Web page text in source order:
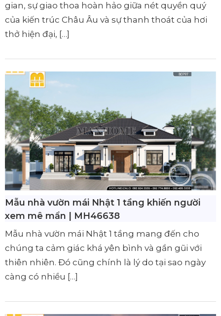
gian, sự giao thoa hoàn hảo giữa nét quyền quý
của kiến trúc Châu Âu và sự thanh thoát của hơi
thở hiện đại, […]
Mẫu nhà vườn mái Nhật 1 tầng khiến người
xem mê mẩn | MH46638
Mẫu nhà vườn mái Nhật 1 tầng mang đến cho
chúng ta cảm giác khá yên bình và gần gũi với
thiên nhiên. Đó cũng chính là lý do tại sao ngày
càng có nhiều […]